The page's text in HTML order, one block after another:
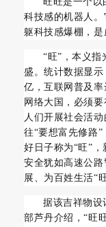
科技感的机器人
躯科技感爆棚，是
“旺”，本义指
盛。统计数据显
亿，互联网普及
网络大国，必须
人们开展社会活
往“要想富先修路
好日子称为“旺”
安全犹如高速公
展、为百姓生活“
据该吉祥物设
部芦丹介绍，“旺